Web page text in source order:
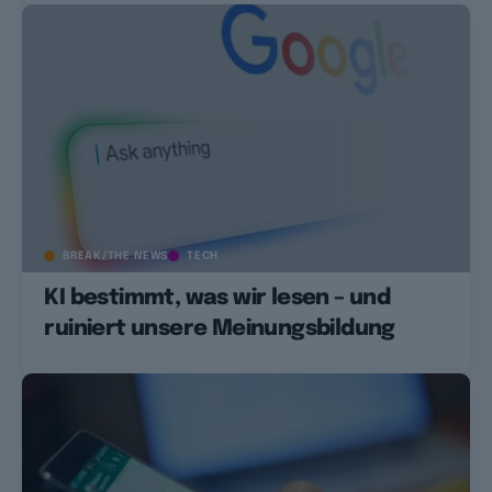
BREAK/THE NEWS TECH
KI bestimmt, was wir lesen – und
ruiniert unsere Meinungsbildung